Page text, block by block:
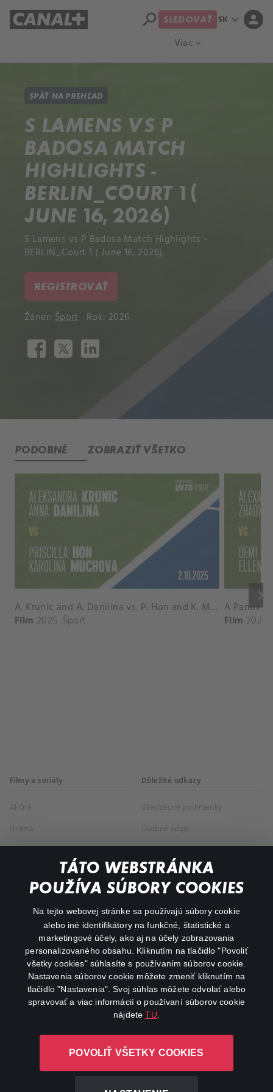
TÁTO WEBSTRÁNKA
POUŽÍVA SÚBORY COOKIES
Na tejto webovej stránke sa používajú súbory cookie
alebo iné identifikátory na funkčné, štatistické a
marketingové účely, ako aj na účely zobrazovania
personalizovaného obsahu. Kliknutím na tlačidlo "Povoliť
všetky cookies" súhlasíte s používaním súborov cookie.
Nastavenia súborov cookie môžete zmeniť kliknutím na
tlačidlo "Nastavenia". Svoj súhlas môžete odvolať alebo
spravovať a viac informácií o používaní súborov cookie
nájdeteTU
POVOLIŤ VŠETKY COOKIES
Viac expand_more
search SLEDOVAŤ SK expand_more person
SPÄŤ NA PREHĽAD
S LAMENS VS P
BADOSA MATCH
HIGHLIGHTS -
BERLIN_COURT 1 (
JUNE 16, 2026)
S Lamens vs P Badosa Match Highlights -
BERLIN_Court 1 ( June 16, 2026).
REGISTROVAŤ
Žáner: Šport Rok: 2026
PODOBNÉ ZOBRAZIŤ VŠETKO
keyboard_arrow_right
A. Krunic and A. Danilina vs. P. Hon and K. Muchova Match Highlights - BEIJING_Capital Group Diamond ( October 02, 2025)
Film 2025 Šport Film 2026
Filmy a seriály
Akčné
Dráma
Dôležité odkazy
Všeobecné podmienky
Osobné údaje
O aplikácii Canal+
Canal+ Luxembourg S. à r.l. so sídlom Rue Albert Borschette 4,